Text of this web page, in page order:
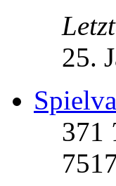
25.
371